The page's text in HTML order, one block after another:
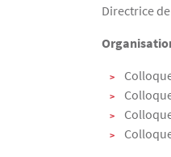
Directrice